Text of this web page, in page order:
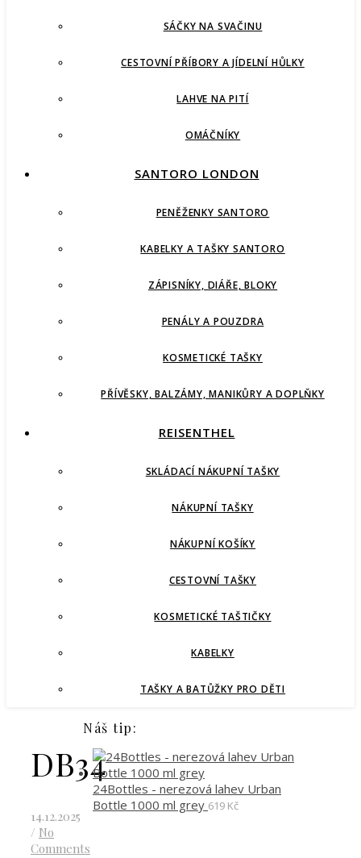
SÁČKY NA SVAČINU
CESTOVNÍ PŘÍBORY A JÍDELNÍ HŮLKY
LAHVE NA PITÍ
OMÁČNÍKY
SANTORO LONDON
PENĚŽENKY SANTORO
KABELKY A TAŠKY SANTORO
ZÁPISNÍKY, DIÁŘE, BLOKY
PENÁLY A POUZDRA
KOSMETICKÉ TAŠKY
PŘÍVĚSKY, BALZÁMY, MANIKŮRY A DOPLŇKY
REISENTHEL
SKLÁDACÍ NÁKUPNÍ TAŠKY
NÁKUPNÍ TAŠKY
NÁKUPNÍ KOŠÍKY
CESTOVNÍ TAŠKY
KOSMETICKÉ TAŠTIČKY
KABELKY
TAŠKY A BATŮŽKY PRO DĚTI
DB34
14.12.2025
/ No
Comments
Náš tip:
24Bottles - nerezová lahev Urban
Bottle 1000 ml grey 619 Kč